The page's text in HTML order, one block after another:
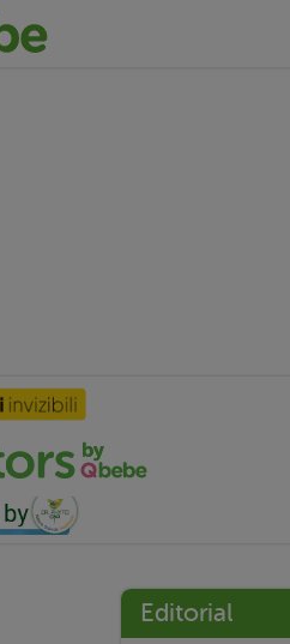
Mult Decât Pe Proprii Săi Copii, Iar
Editorial